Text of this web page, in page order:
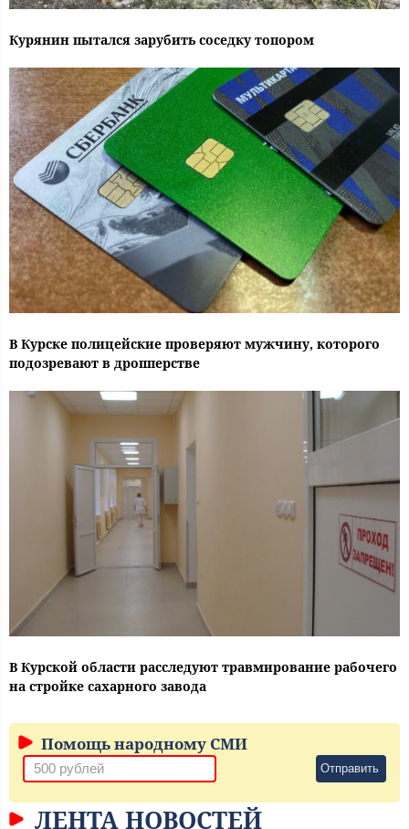
Курянин пытался зарубить соседку топором
В Курске полицейские проверяют мужчину, которого
подозревают в дропперстве
В Курской области расследуют травмирование рабочего
на стройке сахарного завода
Помощь народному СМИ
Отправить
ЛЕНТА НОВОСТЕЙ